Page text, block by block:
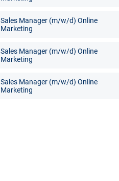
Sales Manager (m/w/d) Online
Marketing
Sales Manager (m/w/d) Online
Marketing
Sales Manager (m/w/d) Online
Marketing